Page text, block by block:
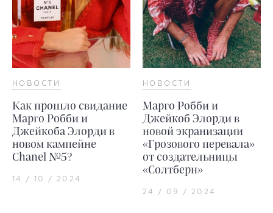
НОВОСТИ
Как прошло свидание
Марго Робби и
Джейкоба Элорди в
новом кампейне
Chanel №5?
14 / 10 / 2024
НОВОСТИ
Марго Робби и
Джейкоб Элорди в
новой экранизации
«Грозового перевала»
от создательницы
«Солтберн»
24 / 09 / 2024